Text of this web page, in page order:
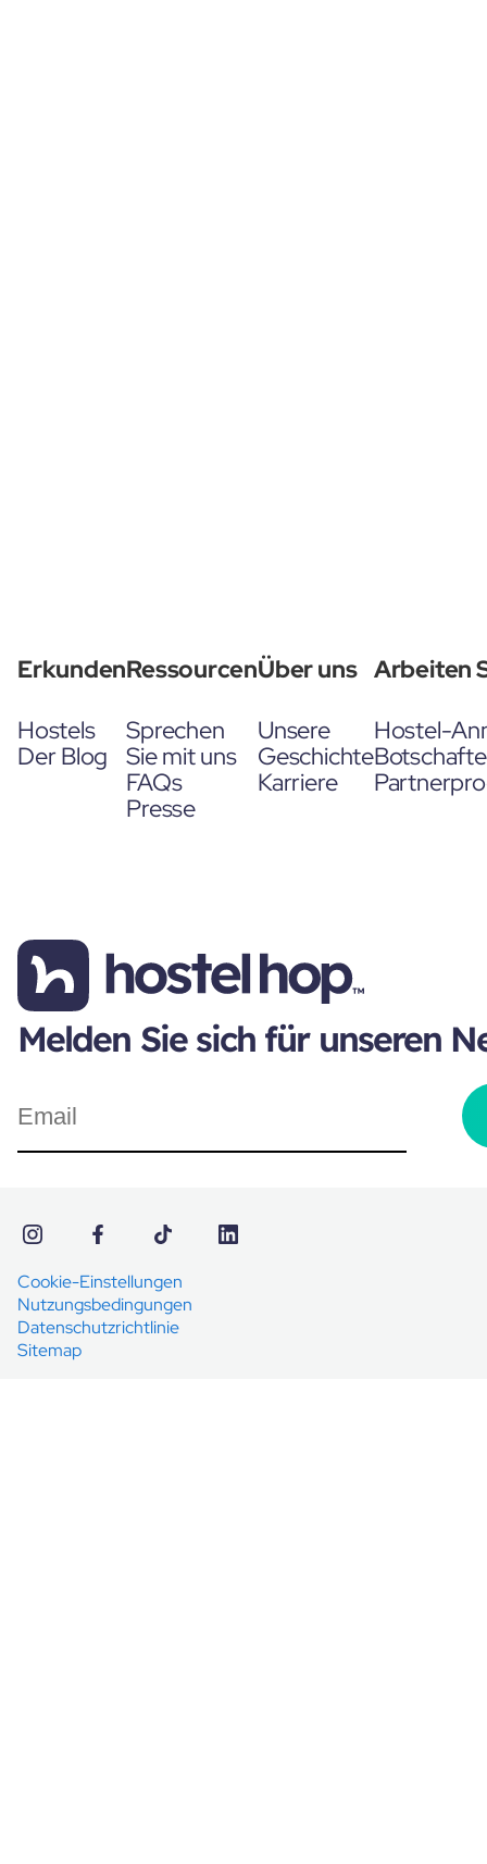
Erkunden
Hostels
Der Blog
Ressourcen
Sprechen
Sie mit uns
FAQs
Presse
Über uns
Unsere
Geschichte
Karriere
Arbeiten
Hostel-
Melden Sie sich für unseren
Cookie-Einstellungen
Nutzungsbedingungen
Datenschutzrichtlinie
Sitemap